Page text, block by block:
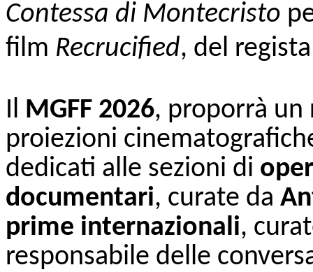
Contessa di Montecristo
film Recrucified, del
Il MGFF 2026, proporrà un
proiezioni
dedicati alle sezioni di
documentari, curate da
prime internazionali,
responsabile delle